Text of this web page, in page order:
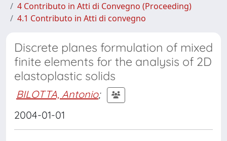
4 Contributo in Atti di Convegno (Proceeding)
4.1 Contributo in Atti di convegno
Discrete planes formulation of mixed
finite elements for the analysis of 2D
elastoplastic solids
BILOTTA, Antonio;
2004-01-01